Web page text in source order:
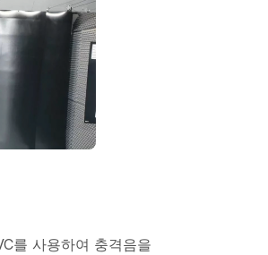
를 사용하여 충격음을